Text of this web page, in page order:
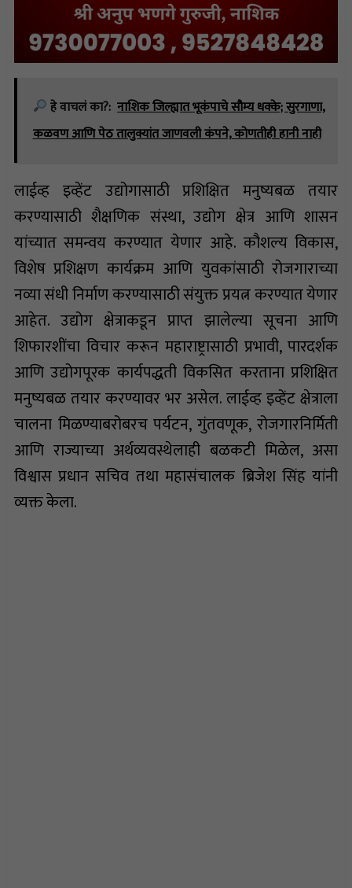
हे वाचलं का?: नाशिक जिल्ह्यात भूकंपाचे सौम्य धक्के; सुरगाणा,
कळवण आणि पेठ तालुक्यांत जाणवली कंपने, कोणतीही हानी नाही
लाईव्ह इव्हेंट उद्योगासाठी प्रशिक्षित मनुष्यबळ तयार
करण्यासाठी शैक्षणिक संस्था, उद्योग क्षेत्र आणि शासन
यांच्यात समन्वय करण्यात येणार आहे. कौशल्य विकास,
विशेष प्रशिक्षण कार्यक्रम आणि युवकांसाठी रोजगाराच्या
नव्या संधी निर्माण करण्यासाठी संयुक्त प्रयत्न करण्यात येणार
आहेत. उद्योग क्षेत्राकडून प्राप्त झालेल्या सूचना आणि
शिफारशींचा विचार करून महाराष्ट्रासाठी प्रभावी, पारदर्शक
आणि उद्योगपूरक कार्यपद्धती विकसित करताना प्रशिक्षित
मनुष्यबळ तयार करण्यावर भर असेल. लाईव्ह इव्हेंट क्षेत्राला
चालना मिळण्याबरोबरच पर्यटन, गुंतवणूक, रोजगारनिर्मिती
आणि राज्याच्या अर्थव्यवस्थेलाही बळकटी मिळेल, असा
विश्वास प्रधान सचिव तथा महासंचालक ब्रिजेश सिंह यांनी
व्यक्त केला.